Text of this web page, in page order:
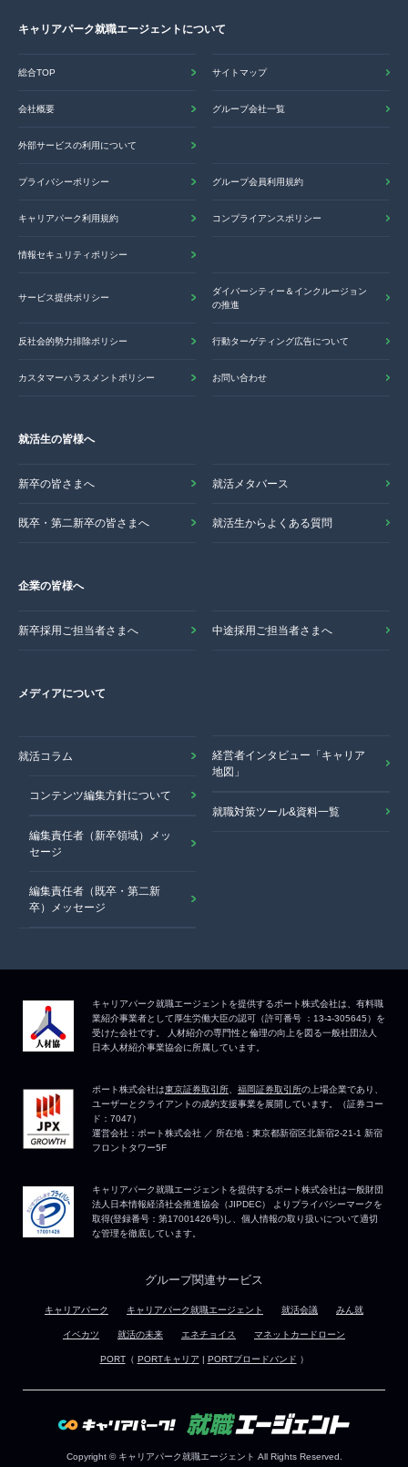
キャリアパーク就職エージェントについて
総合TOP サイトマップ
会社概要 グループ会社一覧
外部サービスの利用について
プライバシーポリシー グループ会員利用規約
キャリアパーク利用規約 コンプライアンスポリシー
情報セキュリティポリシー
サービス提供ポリシー
ダイバーシティー＆インクルージョン
の推進
反社会的勢力排除ポリシー 行動ターゲティング広告について
カスタマーハラスメントポリシー お問い合わせ
就活生の皆様へ
新卒の皆さまへ 就活メタバース
既卒・第二新卒の皆さまへ 就活生からよくある質問
企業の皆様へ
新卒採用ご担当者さまへ 中途採用ご担当者さまへ
メディアについて
就活コラム
コンテンツ編集方針について
編集責任者（新卒領域）メッ
セージ
編集責任者（既卒・第二新
卒）メッセージ
経営者インタビュー「キャリア
地図」
就職対策ツール&資料一覧